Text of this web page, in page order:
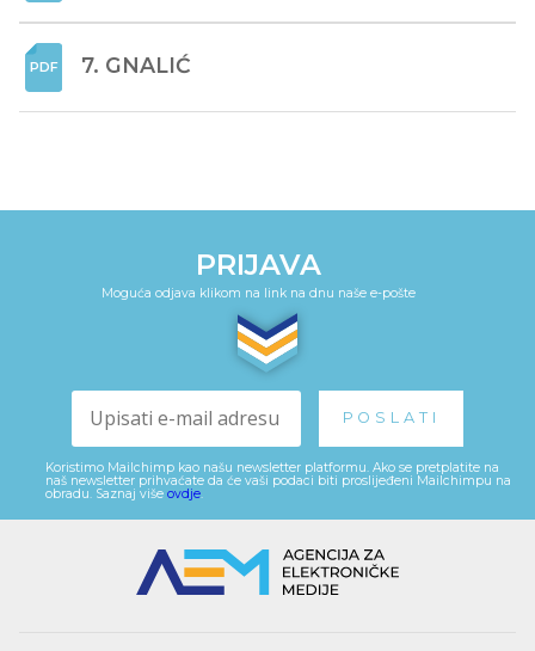
7. GNALIĆ
PRIJAVA
Moguća odjava klikom na link na dnu naše e-pošte
Koristimo Mailchimp kao našu newsletter platformu. Ako se pretplatite na
naš newsletter prihvaćate da će vaši podaci biti proslijeđeni Mailchimpu na
obradu. Saznaj više ovdje